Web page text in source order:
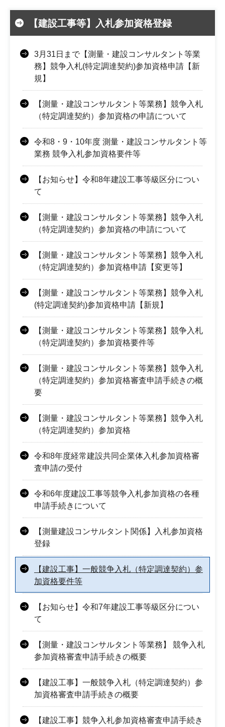
【建設工事等】入札参加資格登録
3月31日まで【測量・建設コンサルタント等業
務】競争入札(特定調達契約)参加資格申請【新
規】
【測量・建設コンサルタント等業務】競争入札
（特定調達契約）参加資格の申請について
令和8・9・10年度 測量・建設コンサルタント等
業務 競争入札参加資格要件等
【お知らせ】令和8年建設工事等級区分につい
て
【測量・建設コンサルタント等業務】競争入札
（特定調達契約）参加資格の申請について
【測量・建設コンサルタント等業務】競争入札
（特定調達契約）参加資格申請【変更等】
【測量・建設コンサルタント等業務】競争入札
(特定調達契約)参加資格申請【新規】
【測量・建設コンサルタント等業務】競争入札
（特定調達契約）参加資格要件等
【測量・建設コンサルタント等業務】競争入札
（特定調達契約）参加資格審査申請手続きの概
要
【測量・建設コンサルタント等業務】競争入札
（特定調達契約）参加資格
令和8年度経常建設共同企業体入札参加資格審
査申請の受付
令和6年度建設工事等競争入札参加資格の各種
申請手続きについて
【測量建設コンサルタント関係】入札参加資格
登録
【建設工事】一般競争入札（特定調達契約）参
加資格要件等
【お知らせ】令和7年建設工事等級区分につい
て
【測量・建設コンサルタント等業務】 競争入札
参加資格審査申請手続きの概要
【建設工事】一般競争入札（特定調達契約）参
加資格審査申請手続きの概要
【建設工事】競争入札参加資格審査申請手続き